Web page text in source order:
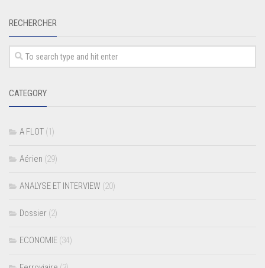
RECHERCHER
CATEGORY
A FLOT (1)
Aérien (29)
ANALYSE ET INTERVIEW (20)
Dossier (2)
ECONOMIE (34)